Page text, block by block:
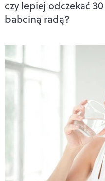
czy lepiej odczekać
babciną radą?